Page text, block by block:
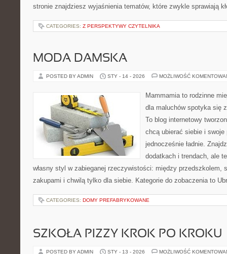
stronie znajdziesz wyjaśnienia tematów, które zwykle sprawiają
CATEGORIES: Z PERSPEKTYWY CZYTELNIKA
MODA DAMSKA
POSTED BY ADMIN STY - 14 - 2026 MOŻLIWOŚĆ
Mammamia to rodzinne
dla maluchów spotyka się
To blog internetowy
chcą ubierać siebie i
jednocześnie ładnie.
dodatkach i trendach, ale
własny styl w zabieganej rzeczywistości: między przedszkolem,
zakupami i chwilą tylko dla siebie. Kategorie do zobaczenia to
CATEGORIES: DOMY PREFABRYKOWANE
SZKOŁA PIZZY KROK PO KROKU
POSTED BY ADMIN STY - 13 - 2026 MOŻLIWOŚĆ